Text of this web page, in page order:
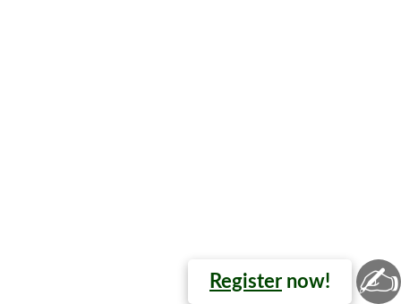
Register now! ✍